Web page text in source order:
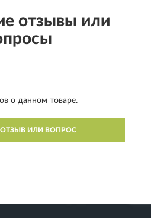
отзывы или
о данном товаре.
ОТЗЫВ ИЛИ ВОПРОС